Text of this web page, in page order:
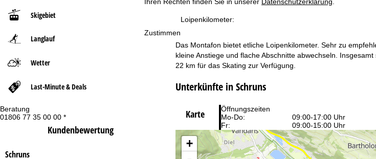
Zustimmen
Beratung
01806 77 35 00 00 *
Öffnungszeiten
Mo-Do:
09:00-17:00 Uhr
Fr:
09:00-15:00 Uhr
Sa-So:
geschlossen
Skigebiet
Langlauf
Wetter
Last-Minute & Deals
Kundenbewertung
Schruns
t
e
Loipenkilometer:
Das Montafon bietet etliche Loipenkilometer. Sehr zu
kleine Anstiege und flache Abschnitte abwechseln.
22 km für das Skating zur Verfügung.
Unterkünfte in Schruns
Karte
+